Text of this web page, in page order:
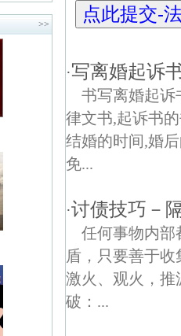
>>
·写离婚起诉
书写离婚起诉
律文书,起诉书
结婚的时间,婚
免...
·讨债技巧－
任何事物内部
盾，只要善于
激火、观火，
破：...